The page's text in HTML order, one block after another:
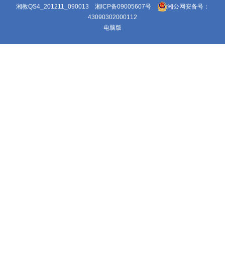
湘教QS4_201211_090013 湘ICP备09005607号
湘公网安备号：
43090302000112
电脑版